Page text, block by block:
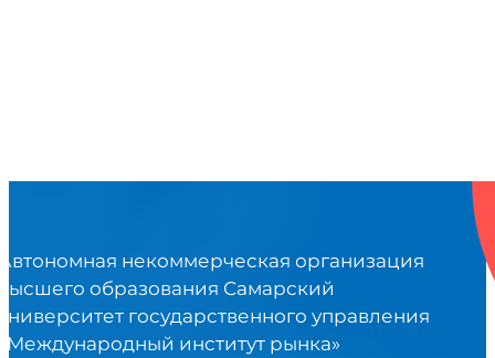
некоммерческая организация
образования Самарский
государственного управления
институт рынка»